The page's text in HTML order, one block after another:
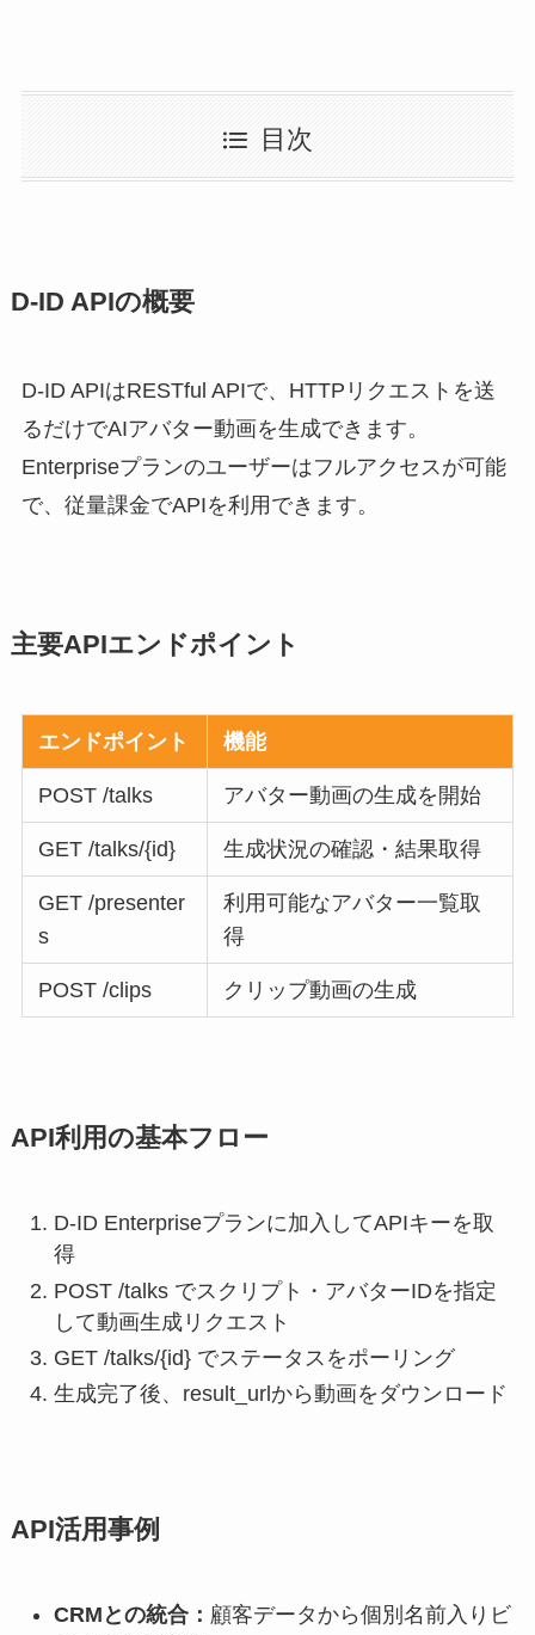
目次
D-ID APIの概要
D-ID APIはRESTful APIで、HTTPリクエストを送
るだけでAIアバター動画を生成できます。
Enterpriseプランのユーザーはフルアクセスが可能
で、従量課金でAPIを利用できます。
主要APIエンドポイント
エンドポイント 機能
POST /talks アバター動画の生成を開始
GET /talks/{id} 生成状況の確認・結果取得
GET /presenter
s
利用可能なアバター一覧取
得
POST /clips クリップ動画の生成
API利用の基本フロー
D-ID Enterpriseプランに加入してAPIキーを取
得
POST /talks でスクリプト・アバターIDを指定
して動画生成リクエスト
GET /talks/{id} でステータスをポーリング
生成完了後、result_urlから動画をダウンロード
API活用事例
CRMとの統合： 顧客データから個別名前入りビ